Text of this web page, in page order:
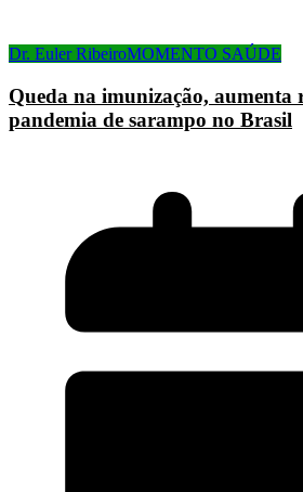
Dr. Euler RibeiroMOMENTO SAÚDE
Queda na imunização, aumenta
pandemia de sarampo no Brasil